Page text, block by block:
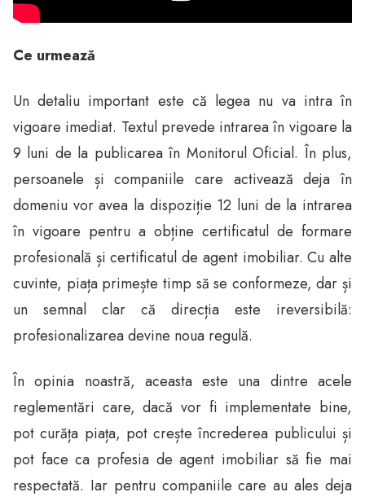
Ce urmează
Un detaliu important este că legea nu va intra în
vigoare imediat. Textul prevede intrarea în vigoare la
9 luni de la publicarea în Monitorul Oficial. În plus,
persoanele și companiile care activează deja în
domeniu vor avea la dispoziție 12 luni de la intrarea
în vigoare pentru a obține certificatul de formare
profesională și certificatul de agent imobiliar. Cu alte
cuvinte, piața primește timp să se conformeze, dar și
un semnal clar că direcția este ireversibilă:
profesionalizarea devine noua regulă.
În opinia noastră, aceasta este una dintre acele
reglementări care, dacă vor fi implementate bine,
pot curăța piața, pot crește încrederea publicului și
pot face ca profesia de agent imobiliar să fie mai
respectată. Iar pentru companiile care au ales deja